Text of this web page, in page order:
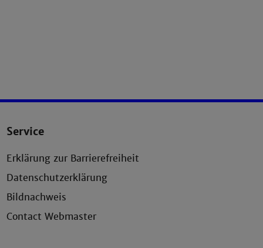
Service
Erklärung zur Barrierefreiheit
Datenschutzerklärung
Bildnachweis
Contact Webmaster